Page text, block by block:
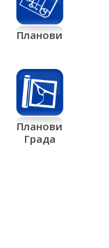
Планови
Планови
Града